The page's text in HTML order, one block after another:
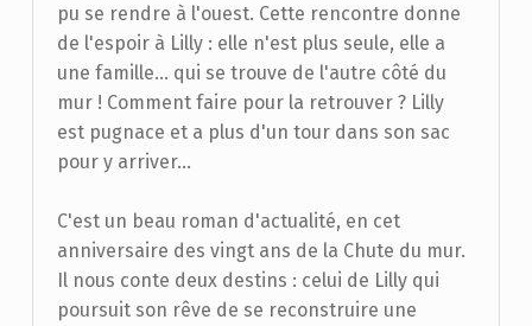
pu se rendre à l'ouest. Cette rencontre donne
de l'espoir à Lilly : elle n'est plus seule, elle a
une famille... qui se trouve de l'autre côté du
mur ! Comment faire pour la retrouver ? Lilly
est pugnace et a plus d'un tour dans son sac
pour y arriver...
C'est un beau roman d'actualité, en cet
anniversaire des vingt ans de la Chute du mur.
Il nous conte deux destins : celui de Lilly qui
poursuit son rêve de se reconstruire une